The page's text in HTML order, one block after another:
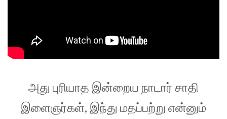
அது புரியாத இன்றைய நாடார் சாதி
இளைஞர்கள், இந்து மதப்பற்று என்னும்